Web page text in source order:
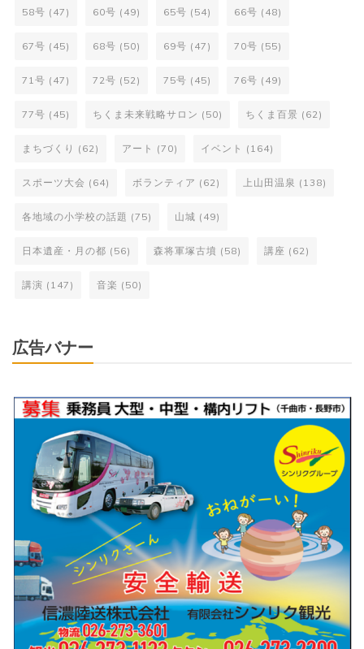
58号 (47) 60号 (49) 65号 (54) 66号 (48)
67号 (45) 68号 (50) 69号 (47) 70号 (55)
71号 (47) 72号 (52) 75号 (45) 76号 (49)
77号 (45) ちくま未来戦略サロン (50) ちくま百景 (62)
まちづくり (62) アート (70) イベント (164)
スポーツ大会 (64) ボランティア (62) 上山田温泉 (138)
各地域の小学校の話題 (75) 山城 (49)
日本遺産・月の都 (56) 森将軍塚古墳 (58) 講座 (62)
講演 (147) 音楽 (50)
広告バナー